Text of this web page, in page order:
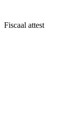
Fiscaal attest